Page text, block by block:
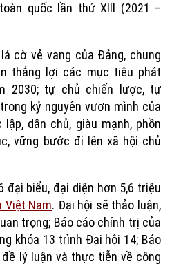
quốc lần thứ XIII (2021 –
cờ vẻ vang của Đảng, chung
thắng lợi các mục tiêu phát
2030; tự chủ chiến lược, tự
kỷ nguyên vươn mình của
dân chủ, giàu mạnh, phồn
vững bước đi lên xã hội chủ
đại biểu, đại diện hơn 5,6 triệu
Việt Nam. Đại hội sẽ thảo luận,
trọng; Báo cáo chính trị của
khóa 13 trình Đại hội 14; Báo
lý luận và thực tiễn về công